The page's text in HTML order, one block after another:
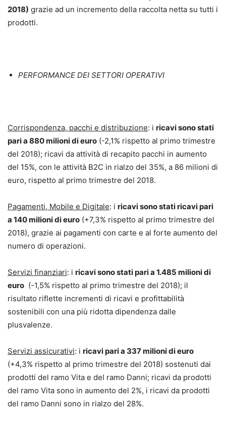
2018) grazie ad un incremento della raccolta netta su tutti i
prodotti.
PERFORMANCE DEI SETTORI OPERATIVI
Corrispondenza, pacchi e distribuzione: i ricavi sono stati
pari a 880 milioni di euro (-2,1% rispetto al primo trimestre
del 2018); ricavi da attività di recapito pacchi in aumento
del 15%, con le attività B2C in rialzo del 35%, a 86 milioni di
euro, rispetto al primo trimestre del 2018.
Pagamenti, Mobile e Digitale: i ricavi sono stati ricavi pari
a 140 milioni di euro (+7,3% rispetto al primo trimestre del
2018), grazie ai pagamenti con carte e al forte aumento del
numero di operazioni.
Servizi finanziari: i ricavi sono stati pari a 1.485 milioni di
euro (-1,5% rispetto al primo trimestre del 2018); il
risultato riflette incrementi di ricavi e profittabilità
sostenibili con una più ridotta dipendenza dalle
plusvalenze.
Servizi assicurativi: i ricavi pari a 337 milioni di euro
(+4,3% rispetto al primo trimestre del 2018) sostenuti dai
prodotti del ramo Vita e del ramo Danni; ricavi da prodotti
del ramo Vita sono in aumento del 2%, i ricavi da prodotti
del ramo Danni sono in rialzo del 28%.